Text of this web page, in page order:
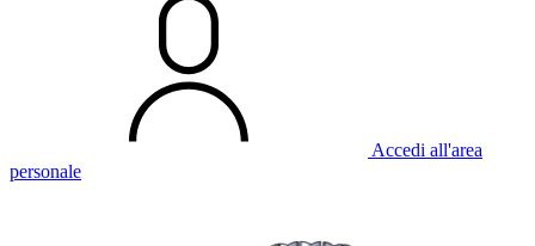
Accedi all'area
personale